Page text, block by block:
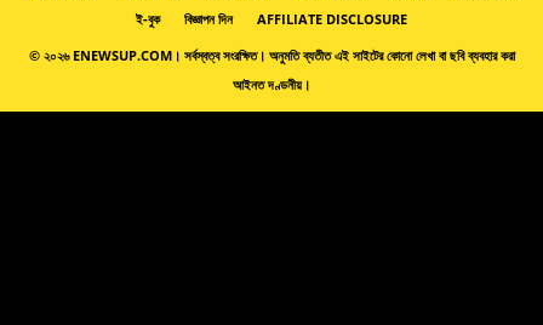
ই-বুক
বিজ্ঞাপন দিন
AFFILIATE DISCLOSURE
© ২০২৬ ENEWSUP.COM। সর্বস্বত্ব সংরক্ষিত। অনুমতি ব্যতীত এই সাইটের কোনো লেখা বা ছবি ব্যবহার করা
আইনত দণ্ডনীয়।